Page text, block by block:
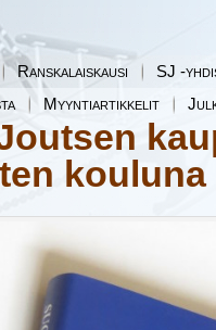
Ranskalaiskausi
SJ -
Myyntiartikkelit
kouluna